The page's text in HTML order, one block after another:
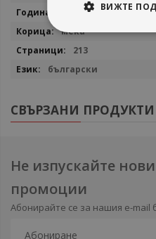
2025
мека
213
български
СВЪРЗАНИ ПРОДУКТИ
Не изпускайте
промоции
Абонирайте се за нашия e-mail
ВИЖТЕ